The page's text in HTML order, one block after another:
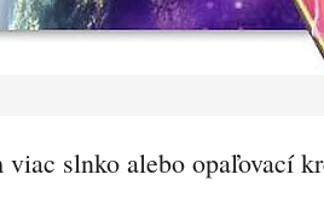
slnko alebo opaľovací